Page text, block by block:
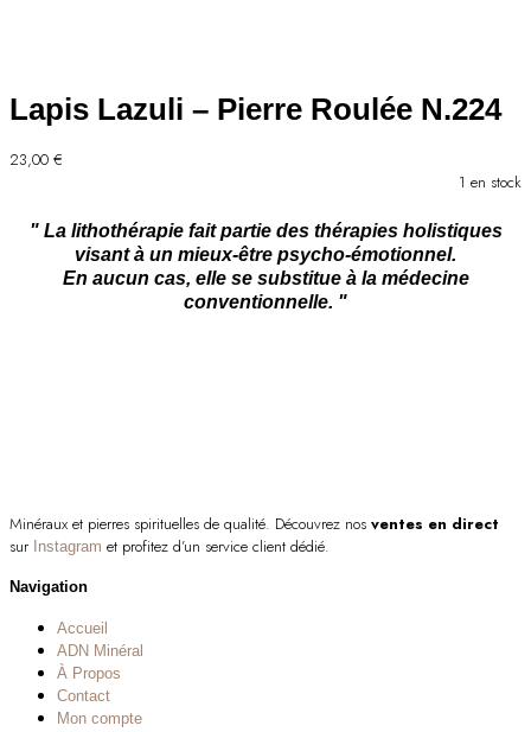
Lapis Lazuli – Pierre Roulée N.224
23,00 €
1 en stock
" La lithothérapie fait partie des thérapies holistiques
visant à un mieux-être psycho-émotionnel.
En aucun cas, elle se substitue à la médecine
conventionnelle. "
Minéraux et pierres spirituelles de qualité. Découvrez nos ventes en direct
sur Instagram et profitez d’un service client dédié.
Navigation
Accueil
ADN Minéral
À Propos
Contact
Mon compte